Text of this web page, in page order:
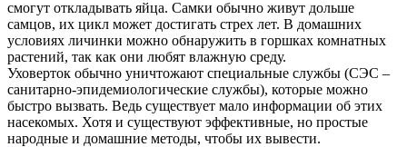
смогут откладывать яйца. Самки обычно живут дольше
самцов, их цикл может достигать стрех лет. В домашних
условиях личинки можно обнаружить в горшках комнатных
растений, так как они любят влажную среду.
Уховерток обычно уничтожают специальные службы (СЭС –
санитарно-эпидемиологические службы), которые можно
быстро вызвать. Ведь существует мало информации об этих
насекомых. Хотя и существуют эффективные, но простые
народные и домашние методы, чтобы их вывести.